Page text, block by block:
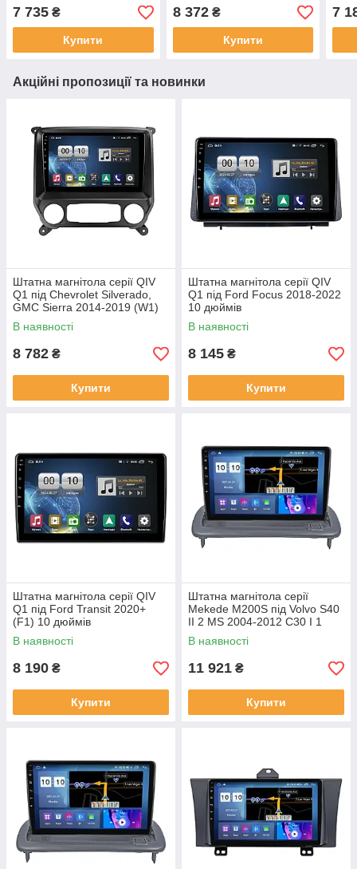
10 дюймів
7 735 ₴
Купити
10 дюймів
8 372₴
Купити
7
Акційні пропозиції та новинки
Штатна магнітола серії QIV
Q1 під Chevrolet Silverado,
GMC Sierra 2014-2019 (W1)
10 дюймів
В наявності
8 782 ₴
Купити
Штатна магнітола серії QIV
Q1 під Ford Focus 2018-2022
10 дюймів
В наявності
8 145 ₴
Купити
Штатна магнітола серії QIV
Q1 під Ford Transit 2020+
(F1) 10 дюймів
В наявності
8 190 ₴
Купити
Штатна магнітола серії
Mekede M200S під Volvo S40
II 2 MS 2004-2012 C30 I 1
2006-2013 C70 II 2 2005-2013
(W1)
В наявності
11 921 ₴
Купити